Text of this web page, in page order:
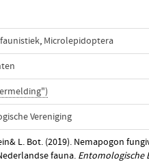
faunistiek, Microlepidoptera
Vereniging
L. Bot. (2019). Nemapogon
fauna. Entomologische